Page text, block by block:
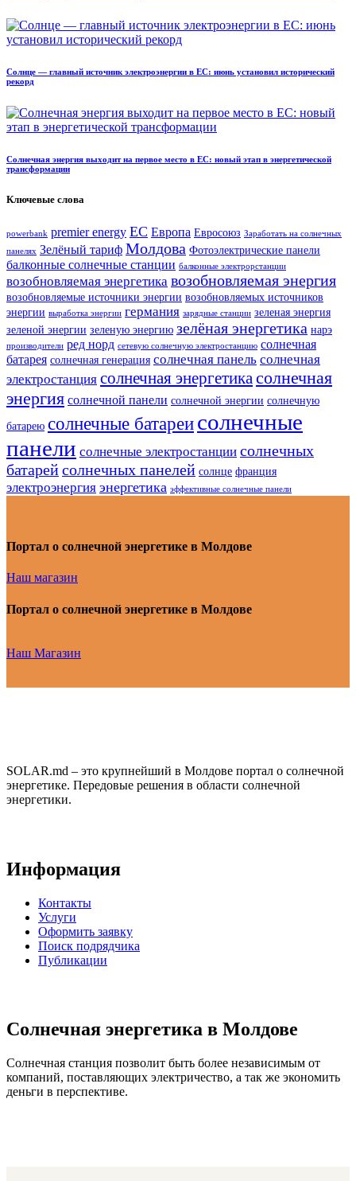
Солнце — главный источник электроэнергии в ЕС: июнь установил исторический
рекорд
Солнечная энергия выходит на первое место в ЕС: новый этап в энергетической
трансформации
Ключевые слова
powerbank premier energy ЕС Европа Евросоюз Заработать на солнечных
панелях Зелёный тариф Молдова Фотоэлектрические панели
балконные солнечные станции балконные электрорстанции
возобновляемая энергетика возобновляемая энергия
возобновляемые источники энергии возобновляемых источников
энергии выработка энергии германия зарядные станции зеленая энергия
зеленой энергии зеленую энергию зелёная энергетика нарэ
производители ред норд сетевую солнечную электростанцию солнечная
батарея солнечная генерация солнечная панель солнечная
электростанция солнечная энергетикасолнечная
энергия солнечной панели солнечной энергии солнечную
батарею солнечные батареисолнечные
панели солнечные электростанции солнечных
батарейсолнечных панелей солнце франция
электроэнергия энергетика эффективные солнечные панели
Портал о солнечной энергетике в Молдове
Наш магазин
Портал о солнечной энергетике в Молдове
Наш Магазин
SOLAR.md – это крупнейший в Молдове портал о солнечной
энергетике. Передовые решения в области солнечной
энергетики.
Информация
Контакты
Услуги
Оформить заявку
Поиск подрядчика
Публикации
Солнечная энергетика в Молдове
Солнечная станция позволит быть более независимым от
компаний, поставляющих электричество, а так же экономить
деньги в перспективе.